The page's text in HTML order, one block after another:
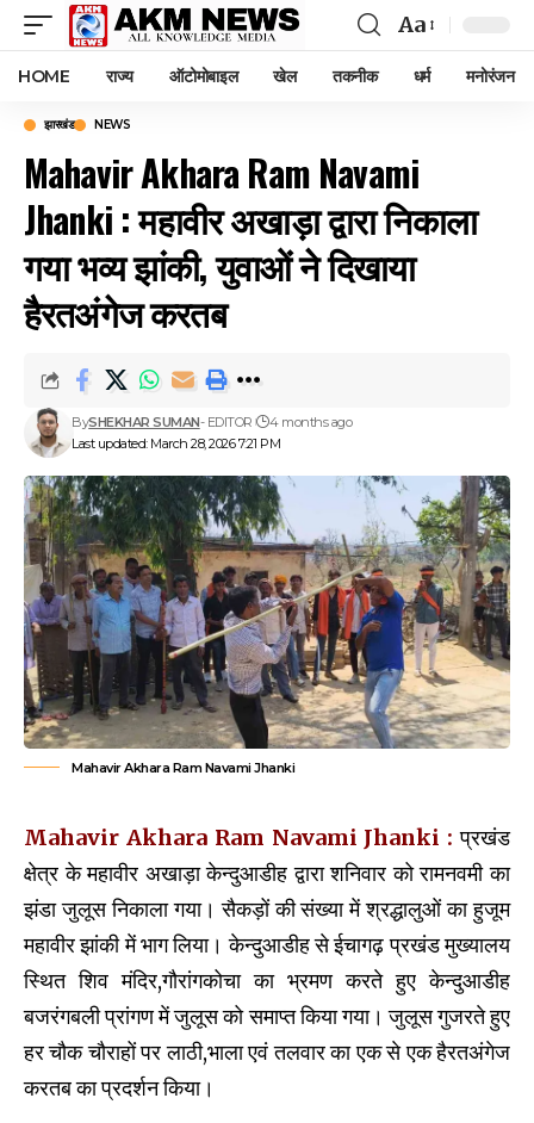
Font
Resizer
Aa
HOME राज्य ऑटोमोबाइल खेल तकनीक धर्म मनोरंजन
झारखंड NEWS
Mahavir Akhara Ram Navami
Jhanki : महावीर अखाड़ा द्वारा निकाला
गया भव्य झांकी, युवाओं ने दिखाया
हैरतअंगेज करतब
Last updated: March 28, 2026 7:21 PM
BySHEKHAR SUMAN- EDITOR 4 months ago
Mahavir Akhara Ram Navami Jhanki
Mahavir Akhara Ram Navami Jhanki : प्रखंड
क्षेत्र के महावीर अखाड़ा केन्दुआडीह द्वारा शनिवार को रामनवमी का
झंडा जुलूस निकाला गया। सैकड़ों की संख्या में श्रद्धालुओं का हुजूम
महावीर झांकी में भाग लिया। केन्दुआडीह से ईचागढ़ प्रखंड मुख्यालय
स्थित शिव मंदिर,गौरांगकोचा का भ्रमण करते हुए केन्दुआडीह
बजरंगबली प्रांगण में जुलूस को समाप्त किया गया। जुलूस गुजरते हुए
हर चौक चौराहों पर लाठी,भाला एवं तलवार का एक से एक हैरतअंगेज
करतब का प्रदर्शन किया।